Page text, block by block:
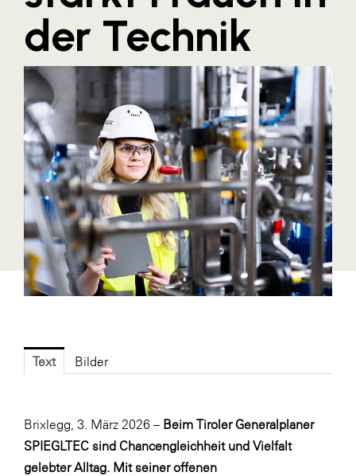
AustroCel Hallein
Blaguss
Cineplexx
Colmobil Austria
Controller Institut
Darbo
Designer Outlets Parndorf und Salzburg
DOMOFERM
Essity
EY
foodaffairs
Fressnapf
FV Energierohstoff & Kraftstoff
Gardena
der Technik
Text Bilder
Brixlegg, 3. März 2026 – Beim Tiroler Generalplaner
SPIEGLTEC sind Chancengleichheit und Vielfalt
gelebter Alltag. Mit seiner offenen